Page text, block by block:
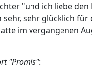
"und ich liebe
sehr, sehr glücklich
im vergangenen
"Promis":